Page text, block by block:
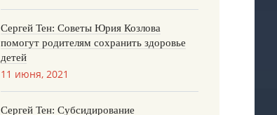
Сергей Тен: Советы Юрия Козлова
помогут родителям сохранить здоровье
детей
11 июня, 2021
Сергей Тен: Субсидирование